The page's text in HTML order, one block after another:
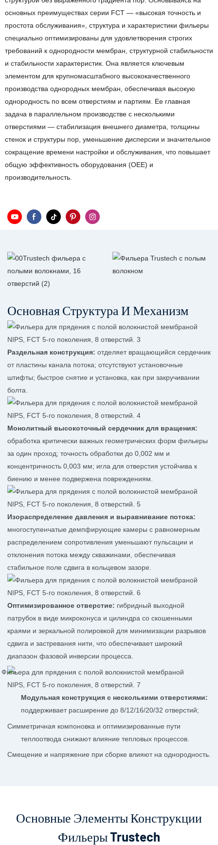
основных преимуществах серии FCT — «высокая точность и
простота обслуживания», структура и характеристики фильеры
специально оптимизированы для удовлетворения строгих
требований к однородности мембран, структурной стабильности
и стабильности характеристик. Она является ключевым
элементом для крупномасштабного высококачественного
производства однородных мембран, обеспечивая высокую
однородность по всем отверстиям и партиям. Ее главная
задача в параллельном производстве с несколькими
отверстиями — стабилизация внешнего диаметра, толщины
стенок и структуры пор, уменьшение дисперсии и значительное
сокращение времени настройки и обслуживания, что повышает
общую эффективность оборудования (OEE) и
производительность.
Основная Структура И Механизм
Раздельная конструкция: отделяет вращающийся сердечник
от пластины канала потока; отсутствуют установочные
штифты; быстрое снятие и установка, как при закручивании
болта.
Монолитный высокоточный сердечник для вращения:
обработка критически важных геометрических форм фильеры
за один проход; точность обработки до 0,002 мм и
концентричность 0,003 мм; игла для отверстия устойчива к
биению и менее подвержена повреждениям.
Изораспределение давления и выравнивание потока:
многоступенчатые демпфирующие камеры с равномерным
распределением сопротивления уменьшают пульсации и
отклонения потока между скважинами, обеспечивая
стабильное поле сдвига в кольцевом зазоре.
Оптимизированное отверстие: гибридный выходной
патрубок в виде микроконуса и цилиндра со скошенными
краями и зеркальной полировкой для минимизации разрывов
сдвига и застревания нити, что обеспечивает широкий
диапазон фазовой инверсии процесса.
Модульная конструкция с несколькими отверстиями:
поддерживает расширение до 8/12/16/20/32 отверстий;
Симметричная компоновка и оптимизированные пути
теплоотвода снижают влияние тепловых процессов.
Смещение и напряжение при сборке влияют на однородность.
Основные Элементы Конструкции
Фильеры Trustech